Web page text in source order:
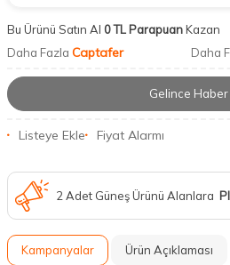
Bu Ürünü Satın Al 0 TL ParapuanKazan
Daha Fazla Captafer Daha
Gelince Haber
Listeye Ekle Fiyat Alarmı
2 Adet Güneş Ürünü Alanlara
Kampanyalar Ürün Açıklaması